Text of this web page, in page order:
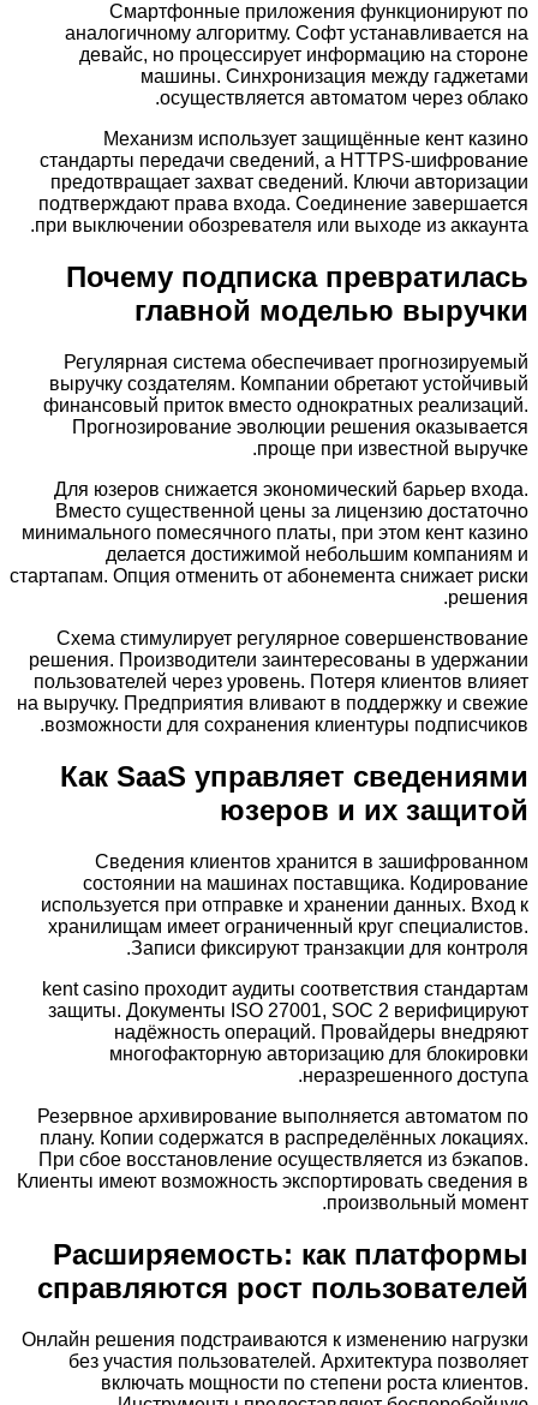
Смартфонные приложения функционируют по
аналогичному алгоритму. Софт устанавливается на
девайс, но процессирует информацию на стороне
машины. Синхронизация между гаджетами
осуществляется автоматом через облако.
Механизм использует защищённые кент казино
стандарты передачи сведений, а HTTPS-шифрование
предотвращает захват сведений. Ключи авторизации
подтверждают права входа. Соединение завершается
при выключении обозревателя или выходе из аккаунта.
Почему подписка превратилась
главной моделью выручки
Регулярная система обеспечивает прогнозируемый
выручку создателям. Компании обретают устойчивый
финансовый приток вместо однократных реализаций.
Прогнозирование эволюции решения оказывается
проще при известной выручке.
Для юзеров снижается экономический барьер входа.
Вместо существенной цены за лицензию достаточно
минимального помесячного платы, при этом кент казино
делается достижимой небольшим компаниям и
стартапам. Опция отменить от абонемента снижает риски
решения.
Схема стимулирует регулярное совершенствование
решения. Производители заинтересованы в удержании
пользователей через уровень. Потеря клиентов влияет
на выручку. Предприятия вливают в поддержку и свежие
возможности для сохранения клиентуры подписчиков.
Как SaaS управляет сведениями
юзеров и их защитой
Сведения клиентов хранится в зашифрованном
состоянии на машинах поставщика. Кодирование
используется при отправке и хранении данных. Вход к
хранилищам имеет ограниченный круг специалистов.
Записи фиксируют транзакции для контроля.
kent casino проходит аудиты соответствия стандартам
защиты. Документы ISO 27001, SOC 2 верифицируют
надёжность операций. Провайдеры внедряют
многофакторную авторизацию для блокировки
неразрешенного доступа.
Резервное архивирование выполняется автоматом по
плану. Копии содержатся в распределённых локациях.
При сбое восстановление осуществляется из бэкапов.
Клиенты имеют возможность экспортировать сведения в
произвольный момент.
Расширяемость: как платформы
справляются рост пользователей
Онлайн решения подстраиваются к изменению нагрузки
без участия пользователей. Архитектура позволяет
включать мощности по степени роста клиентов.